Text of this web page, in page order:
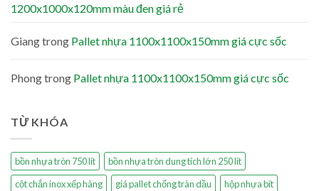
1200x1000x120mm màu đen giá rẻ
Giangtrong Pallet nhựa 1100x1100x150mm giá cực sốc
Phongtrong Pallet nhựa 1100x1100x150mm giá cực sốc
TỪ KHÓA
bồn nhựa tròn 750 lít
bồn nhựa tròn dung tích lớn 250 lít
cột chắn inox xếp hàng
giá pallet chống tràn dầu
hộp nhựa bít